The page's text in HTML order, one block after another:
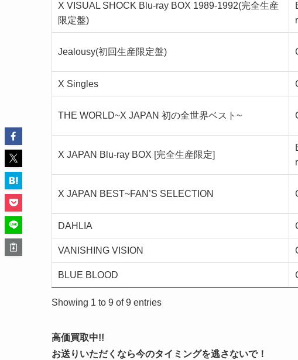
X VISUAL SHOCK Blu-ray BOX 1989-1992(完全生産
限定盤)
Jealousy(初回生産限定盤)
X Singles
THE WORLD~X JAPAN 初の全世界ベスト~
X JAPAN Blu-ray BOX [完全生産限定]
X JAPAN BEST~FAN’S SELECTION
DAHLIA
VANISHING VISION
BLUE BLOOD
Showing 1 to 9 of 9 entries
高価買取中!!
お送りいただくなら今のタイミングを逃さないで！